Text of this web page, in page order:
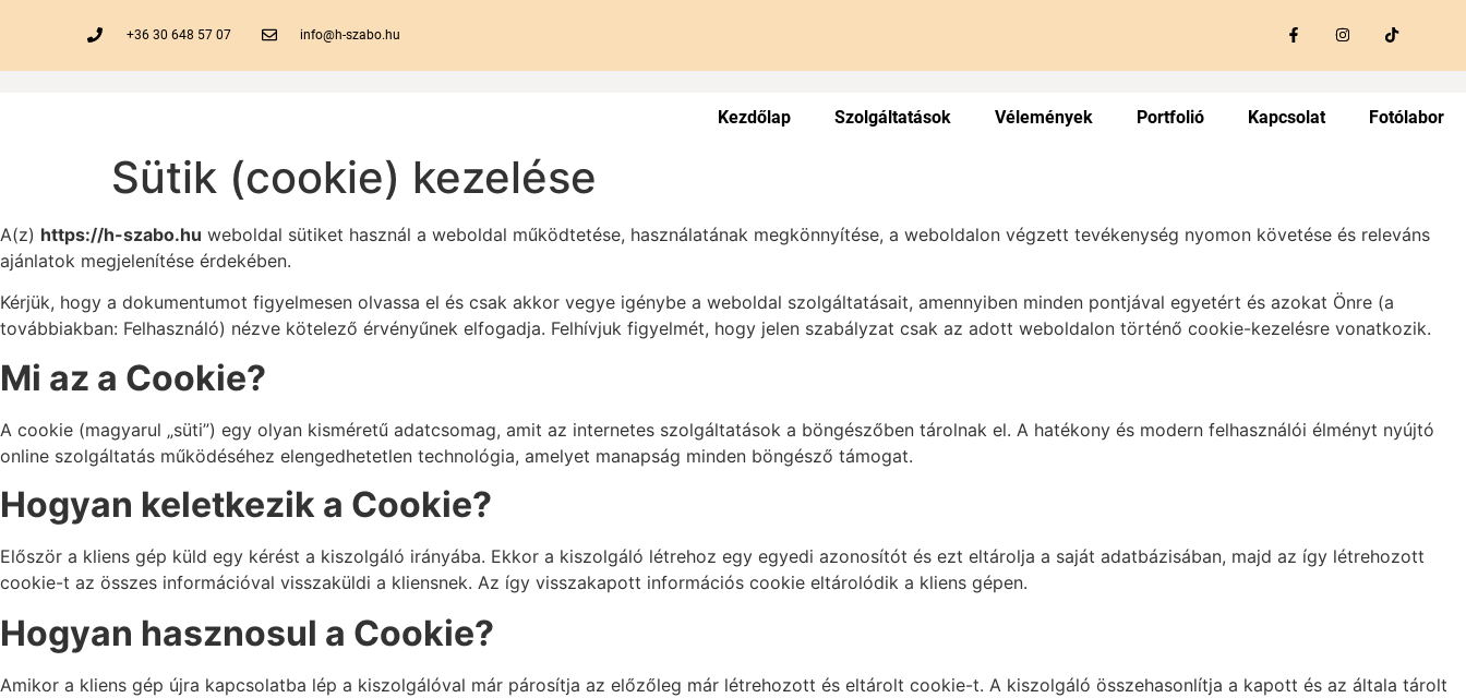
+36 30 648 57 07 info@h-szabo.hu
Kezdőlap Szolgáltatások Vélemények Portfolió Kapcsolat Fotólabor
Sütik (cookie) kezelése
A(z) https://h-szabo.hu weboldal sütiket használ a weboldal működtetése, használatának megkönnyítése, a weboldalon végzett tevékenység nyomon követése és releváns
ajánlatok megjelenítése érdekében.
Kérjük, hogy a dokumentumot figyelmesen olvassa el és csak akkor vegye igénybe a weboldal szolgáltatásait, amennyiben minden pontjával egyetért és azokat Önre (a
továbbiakban: Felhasználó) nézve kötelező érvényűnek elfogadja. Felhívjuk figyelmét, hogy jelen szabályzat csak az adott weboldalon történő cookie-kezelésre vonatkozik.
Mi az a Cookie?
A cookie (magyarul „süti”) egy olyan kisméretű adatcsomag, amit az internetes szolgáltatások a böngészőben tárolnak el. A hatékony és modern felhasználói élményt nyújtó
online szolgáltatás működéséhez elengedhetetlen technológia, amelyet manapság minden böngésző támogat.
Hogyan keletkezik a Cookie?
Először a kliens gép küld egy kérést a kiszolgáló irányába. Ekkor a kiszolgáló létrehoz egy egyedi azonosítót és ezt eltárolja a saját adatbázisában, majd az így létrehozott
cookie-t az összes információval visszaküldi a kliensnek. Az így visszakapott információs cookie eltárolódik a kliens gépen.
Hogyan hasznosul a Cookie?
Amikor a kliens gép újra kapcsolatba lép a kiszolgálóval már párosítja az előzőleg már létrehozott és eltárolt cookie-t. A kiszolgáló összehasonlítja a kapott és az általa tárolt